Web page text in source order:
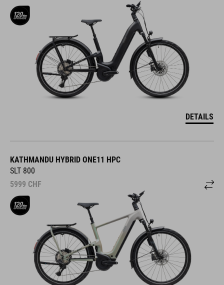
DETAILS
KATHMANDU HYBRID ONE11 HPC
SLT 800
5999 CHF